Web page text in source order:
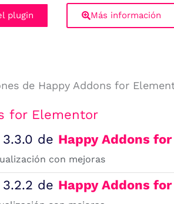
plugin Más información
de Happy Addons for
for Elementor
de Happy Addons
con mejoras
de Happy Addons